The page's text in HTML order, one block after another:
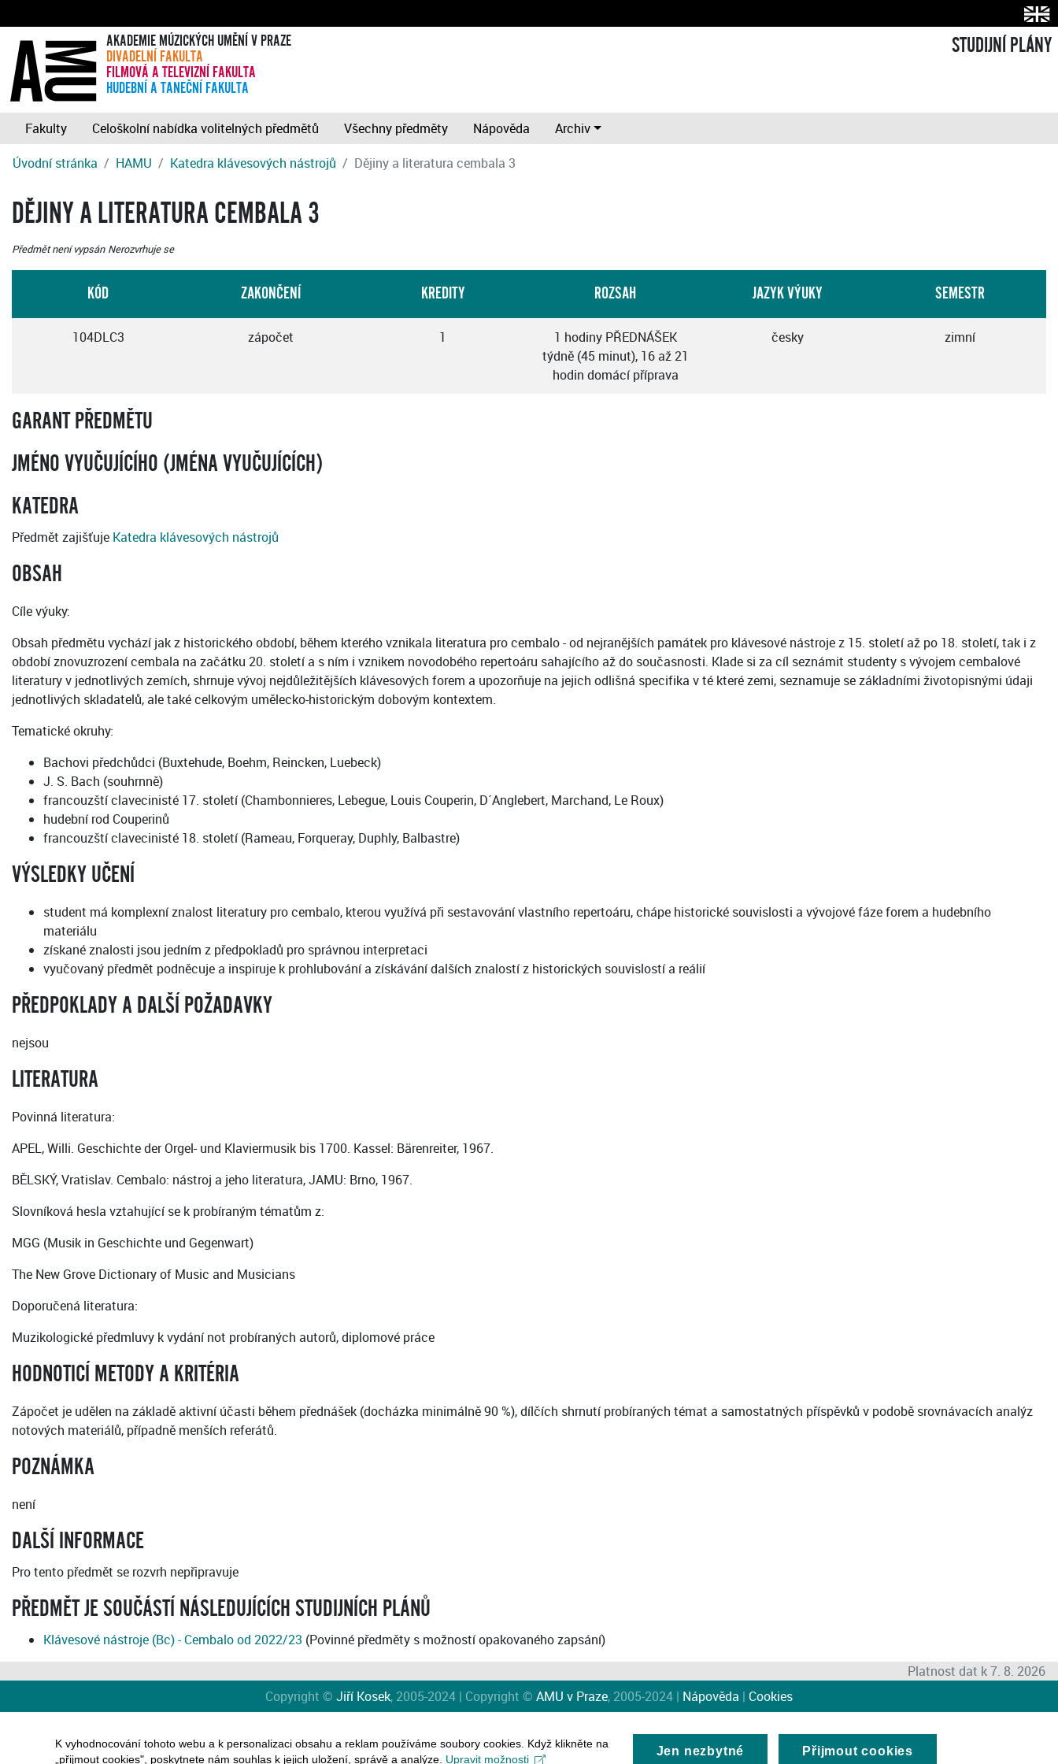
AKADEMIE MÚZICKÝCH UMĚNÍ V PRAZE
DIVADELNÍ FAKULTA
FILMOVÁ A TELEVIZNÍ FAKULTA
HUDEBNÍ A TANEČNÍ FAKULTA
STUDIJNÍ PLÁNY
Fakulty Celoškolní nabídka volitelných předmětů Všechny předměty Nápověda
Archiv
Úvodní stránka
HAMU Katedra klávesových nástrojů Dějiny a literatura cembala 3
DĚJINY A LITERATURA CEMBALA 3
Předmět není vypsán Nerozvrhuje se
KÓD ZAKONČENÍ KREDITY ROZSAH JAZYK VÝUKY SEMESTR
104DLC3 zápočet 1
1 hodiny PŘEDNÁŠEK
týdně (45 minut), 16 až 21
hodin domácí příprava
česky zimní
GARANT PŘEDMĚTU
JMÉNO VYUČUJÍCÍHO (JMÉNA VYUČUJÍCÍCH)
KATEDRA
Předmět zajišťuje Katedra klávesových nástrojů
OBSAH
Cíle výuky:
Obsah předmětu vychází jak z historického období, během kterého vznikala literatura pro cembalo - od nejranějších památek pro klávesové nástroje z 15. století až po 18. století, tak i z
období znovuzrození cembala na začátku 20. století a s ním i vznikem novodobého repertoáru sahajícího až do současnosti. Klade si za cíl seznámit studenty s vývojem cembalové
literatury v jednotlivých zemích, shrnuje vývoj nejdůležitějších klávesových forem a upozorňuje na jejich odlišná specifika v té které zemi, seznamuje se základními životopisnými údaji
jednotlivých skladatelů, ale také celkovým umělecko-historickým dobovým kontextem.
Tematické okruhy:
Bachovi předchůdci (Buxtehude, Boehm, Reincken, Luebeck)
J. S. Bach (souhrnně)
francouzští clavecinisté 17. století (Chambonnieres, Lebegue, Louis Couperin, D´Anglebert, Marchand, Le Roux)
hudební rod Couperinů
francouzští clavecinisté 18. století (Rameau, Forqueray, Duphly, Balbastre)
VÝSLEDKY UČENÍ
student má komplexní znalost literatury pro cembalo, kterou využívá při sestavování vlastního repertoáru, chápe historické souvislosti a vývojové fáze forem a hudebního
materiálu
získané znalosti jsou jedním z předpokladů pro správnou interpretaci
vyučovaný předmět podněcuje a inspiruje k prohlubování a získávání dalších znalostí z historických souvislostí a reálií
PŘEDPOKLADY A DALŠÍ POŽADAVKY
nejsou
LITERATURA
Povinná literatura:
APEL, Willi. Geschichte der Orgel- und Klaviermusik bis 1700. Kassel: Bärenreiter, 1967.
BĚLSKÝ, Vratislav. Cembalo: nástroj a jeho literatura, JAMU: Brno, 1967.
Slovníková hesla vztahující se k probíraným tématům z:
MGG (Musik in Geschichte und Gegenwart)
The New Grove Dictionary of Music and Musicians
Doporučená literatura:
Muzikologické předmluvy k vydání not probíraných autorů, diplomové práce
HODNOTICÍ METODY A KRITÉRIA
Zápočet je udělen na základě aktivní účasti během přednášek (docházka minimálně 90 %), dílčích shrnutí probíraných témat a samostatných příspěvků v podobě srovnávacích analýz
notových materiálů, případně menších referátů.
POZNÁMKA
není
DALŠÍ INFORMACE
Pro tento předmět se rozvrh nepřipravuje
PŘEDMĚT JE SOUČÁSTÍ NÁSLEDUJÍCÍCH STUDIJNÍCH PLÁNŮ
Klávesové nástroje (Bc) - Cembalo od 2022/23 (Povinné předměty s možností opakovaného zapsání)
Platnost dat k 7. 8. 2026
Copyright © Jiří Kosek, 2005-2024 | Copyright © AMU v Praze, 2005-2024 | Nápověda | Cookies
K vyhodnocování tohoto webu a k personalizaci obsahu a reklam používáme soubory cookies. Když klikněte na
„přijmout cookies", poskytnete nám souhlas k jejich uložení, správě a analýze. Upravit možnosti
Jen nezbytné Přijmout cookies